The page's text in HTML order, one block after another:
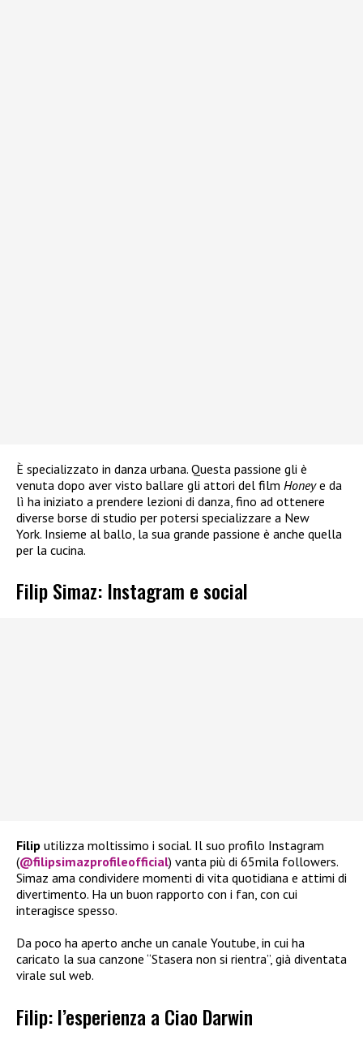
È specializzato in danza urbana. Questa passione gli è
venuta dopo aver visto ballare gli attori del film Honeye da
lì ha iniziato a prendere lezioni di danza, fino ad ottenere
diverse borse di studio per potersi specializzare a New
York. Insieme al ballo, la sua grande passione è anche quella
per la cucina.
Filip Simaz: Instagram e social
Filip utilizza moltissimo i social. Il suo profilo Instagram
(@filipsimazprofileofficial) vanta più di 65mila followers.
Simaz ama condividere momenti di vita quotidiana e attimi di
divertimento. Ha un buon rapporto con i fan, con cui
interagisce spesso.
Da poco ha aperto anche un canale Youtube, in cui ha
caricato la sua canzone “Stasera non si rientra”, già diventata
virale sul web.
Filip: l’esperienza a Ciao Darwin